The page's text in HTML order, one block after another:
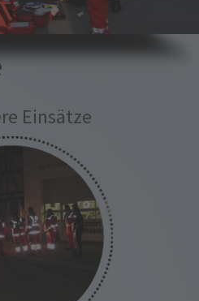
Einsätze